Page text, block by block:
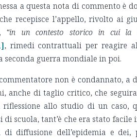
a questa nota di commento è
recepisce l’appello, rivolto ai
“in un contesto storico in cui la
, rimedi contrattuali per reagire
seconda guerra mondiale in poi.
non è condannato, a
anche di taglio critico, che
allo studio di un caso,
di scuola, tant’è che era stato
di diffusione dell’epidemia e